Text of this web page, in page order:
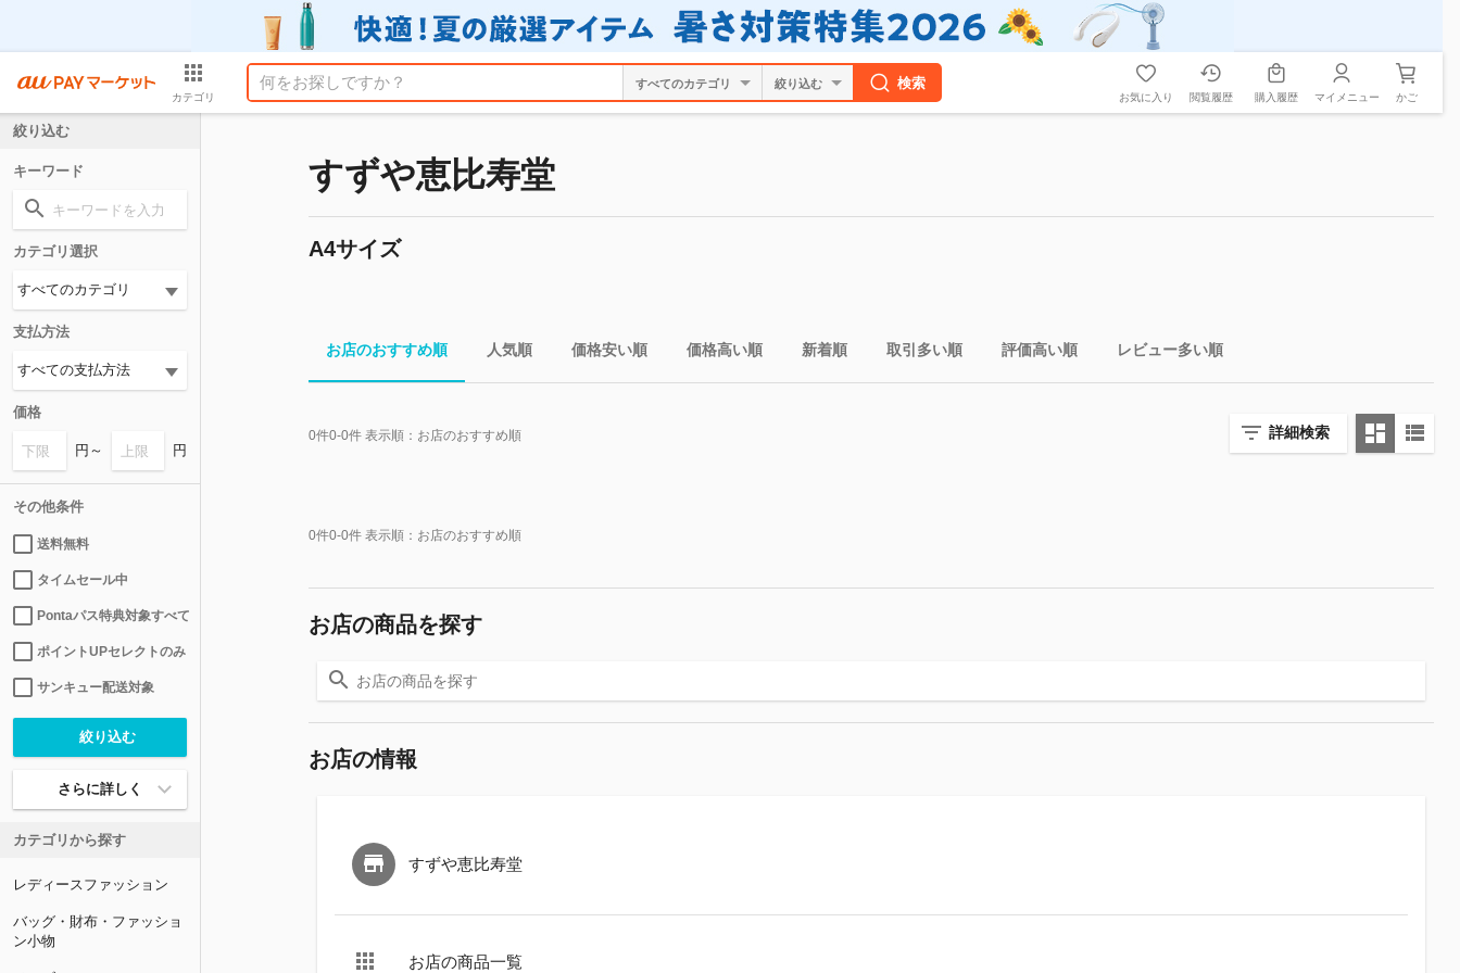
カテゴリ
絞り込む 検索
お気に入り 閲覧履歴 購入履歴 マイメニュー かご
すずや恵比寿堂
A4サイズ
お店のおすすめ順 人気順 価格安い順 価格高い順 新着順 取引多い順 評価高い順 レビュー多い順
詳細検索
0件0-0件 表示順： お店のおすすめ順
0件0-0件 表示順： お店のおすすめ順
お店の商品を探す
お店の情報
すずや恵比寿堂
お店の商品一覧
絞り込む
キーワード
カテゴリ選択
支払方法
価格
円～ 円
その他条件
送料無料
タイムセール中
Pontaパス特典対象すべて
ポイントUPセレクトのみ
サンキュー配送対象
さらに詳しく
カテゴリから探す
レディースファッション
バッグ・財布・ファッショ
ン小物